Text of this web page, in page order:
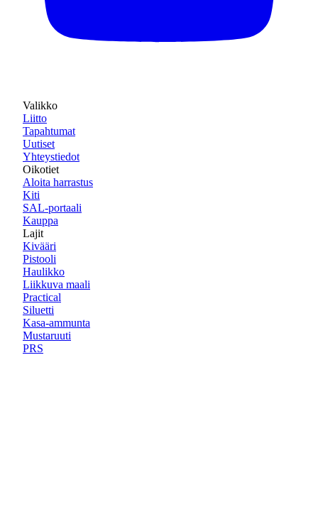
Valikko
Liitto
Tapahtumat
Uutiset
Yhteystiedot
Oikotiet
Aloita harrastus
Kiti
SAL-portaali
Kauppa
Lajit
Kivääri
Pistooli
Haulikko
Liikkuva maali
Practical
Siluetti
Kasa-ammunta
Mustaruuti
PRS